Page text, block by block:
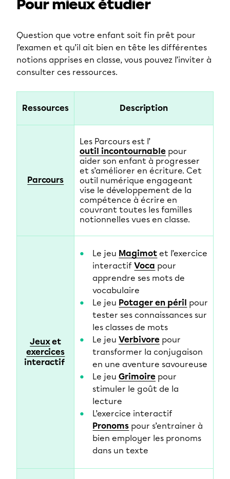
Pour mieux étudier
Question que votre enfant soit fin prêt pour
l’examen et qu’il ait bien en tête les différentes
notions apprises en classe, vous pouvez l’inviter à
consulter ces ressources.
Ressources Description
Parcours
Les Parcours est l’
outil incontournable pour
aider son enfant à progresser
et s’améliorer en écriture. Cet
outil numérique engageant
vise le développement de la
compétence à écrire en
couvrant toutes les familles
notionnelles vues en classe.
Jeuxet
exercices
interactif
Le jeu Magimot et l’exercice
interactif Voca pour
apprendre ses mots de
vocabulaire
Le jeu Potager en péril pour
tester ses connaissances sur
les classes de mots
Le jeu Verbivore pour
transformer la conjugaison
en une aventure savoureuse
Le jeu Grimoire pour
stimuler le goût de la
lecture
L’exercice interactif
Pronoms pour s’entrainer à
bien employer les pronoms
dans un texte